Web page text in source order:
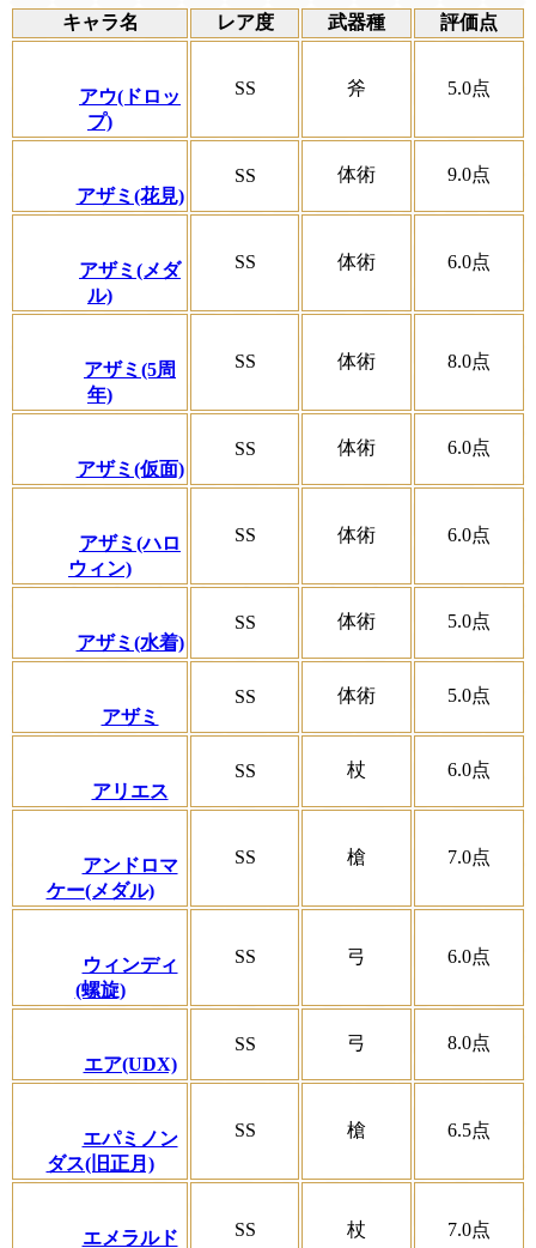
キャラ名 レア度 武器種 評価点
アウ(ドロッ
プ)
SS 斧 5.0点
アザミ(花見)
SS 体術 9.0点
アザミ(メダ
ル)
SS 体術 6.0点
アザミ(5周
年)
SS 体術 8.0点
アザミ(仮面)
SS 体術 6.0点
アザミ(ハロ
ウィン)
SS 体術 6.0点
アザミ(水着)
SS 体術 5.0点
アザミ
SS 体術 5.0点
アリエス
SS 杖 6.0点
アンドロマ
ケー(メダル)
SS 槍 7.0点
ウィンディ
(螺旋)
SS 弓 6.0点
エア(UDX)
SS 弓 8.0点
エパミノン
ダス(旧正月)
SS 槍 6.5点
エメラルド
SS 杖 7.0点